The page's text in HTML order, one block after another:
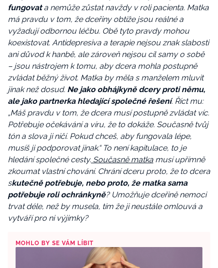
fungovata nemůže zůstat navždy v roli pacienta. Matka
má pravdu v tom, že dceřiny obtíže jsou reálné a
vyžadují odbornou léčbu. Obě tyto pravdy mohou
koexistovat. Antidepresiva a terapie nejsou znak slabosti
ani důvod k hanbě, ale zároveň nejsou cíl samy o sobě
– jsou nástrojem k tomu, aby dcera mohla postupně
zvládat běžný život. Matka by měla s manželem mluvit
jinak než dosud. Ne jako obhájkyně dcery proti němu,
ale jako partnerka hledající společné řešení. Říct mu:
„Máš pravdu v tom, že dcera musí postupně zvládat víc.
Potřebuje očekávání a víru, že to dokáže. Současně tvůj
tón a slova ji ničí. Pokud chceš, aby fungovala lépe,
musíš ji podporovat jinak.“ To není kapitulace, to je
hledání společné cesty. Současně matka musí upřímně
zkoumat vlastní chování. Chrání dceru proto, že to dcera
skutečně potřebuje, nebo proto, že matka sama
potřebuje roli ochránkyně? Umožňuje dceřině nemoci
trvat déle, než by musela, tím že ji neustále omlouvá a
vytváří pro ni výjimky?
MOHLO BY SE VÁM LÍBIT